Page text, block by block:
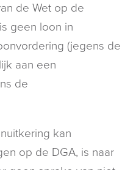
de Wet op de
geen loon in
(jegens de
aan een
de
kan
op de DGA, is naar